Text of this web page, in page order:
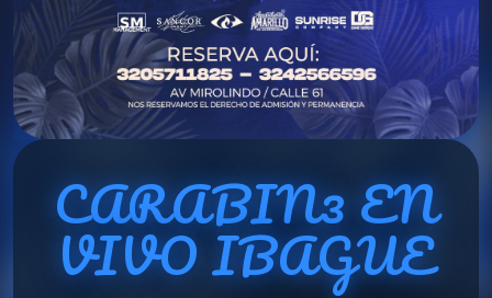
CARABIN3 EN
VIVO IBAGUE